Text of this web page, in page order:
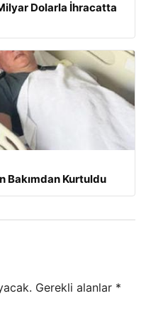
Dolarla İhracatta
Bakımdan Kurtuldu
Gerekli alanlar *